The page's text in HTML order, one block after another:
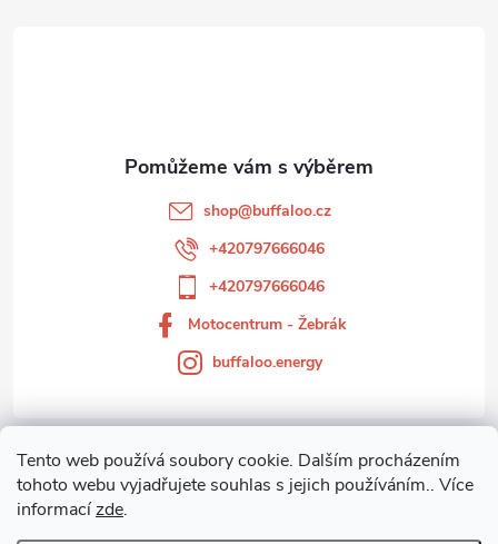
Tento web používá soubory cookie. Dalším procházením
tohoto webu vyjadřujete souhlas s jejich používáním.. Více
informacízde.
Zákaznický servis
shop@buffaloo.cz
+420797666046
+420797666046
Motocentrum - Žebrák
buffaloo.energy